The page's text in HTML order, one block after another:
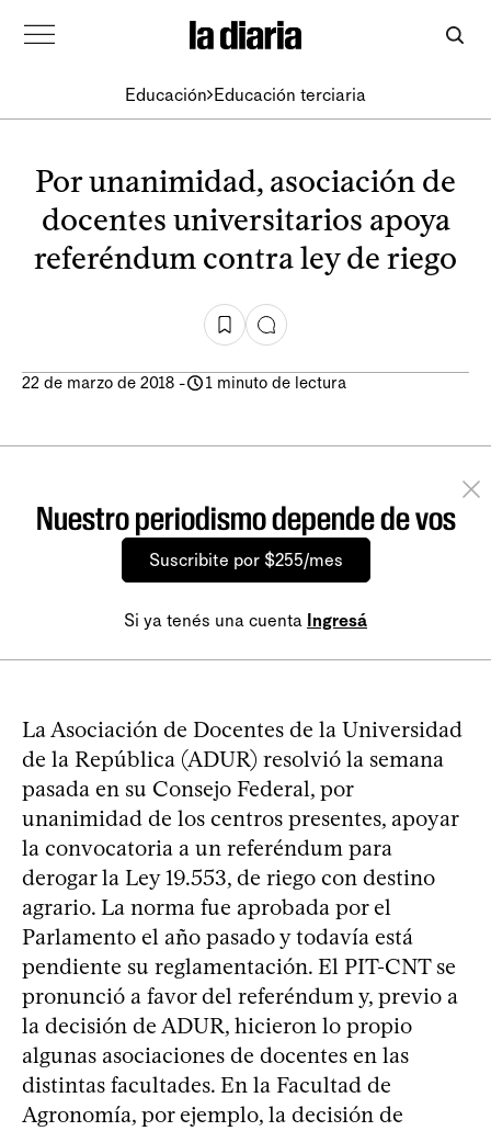
Educación Educación terciaria
Por unanimidad, asociación de
docentes universitarios apoya
referéndum contra ley de riego
22 de marzo de 2018 - 1 minuto de lectura
Nuestro periodismo depende de vos
Suscribite por $255/mes
Si ya tenés una cuenta Ingresá
La Asociación de Docentes de la Universidad
de la República (ADUR) resolvió la semana
pasada en su Consejo Federal, por
unanimidad de los centros presentes, apoyar
la convocatoria a un referéndum para
derogar la Ley 19.553, de riego con destino
agrario. La norma fue aprobada por el
Parlamento el año pasado y todavía está
pendiente su reglamentación. El PIT-CNT se
pronunció a favor del referéndum y, previo a
la decisión de ADUR, hicieron lo propio
algunas asociaciones de docentes en las
distintas facultades. En la Facultad de
Agronomía, por ejemplo, la decisión de